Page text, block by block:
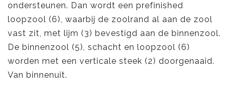
ondersteunen. Dan wordt een prefinished
loopzool (6), waarbij de zoolrand al aan de zool
vast zit, met lijm (3) bevestigd aan de binnenzool.
De binnenzool (5), schacht en loopzool (6)
worden met een verticale steek (2) doorgenaaid.
Van binnenuit.